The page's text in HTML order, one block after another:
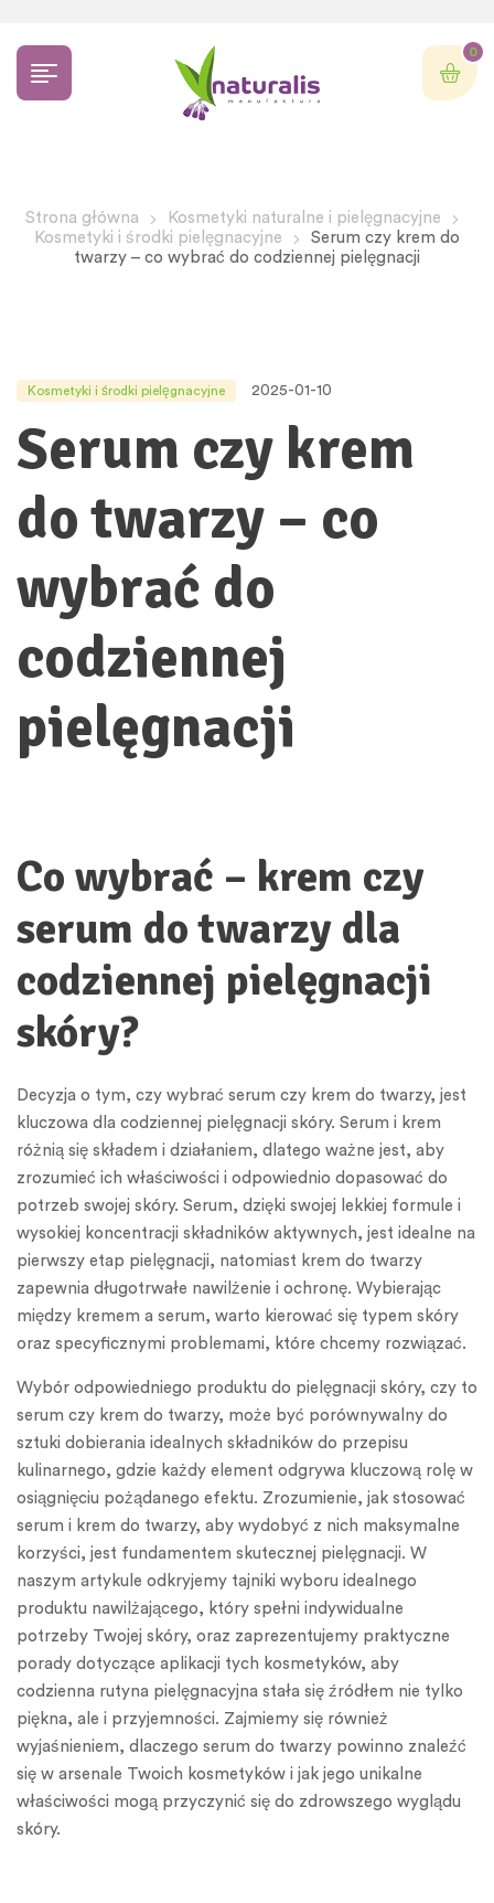
0
Strona główna
Kosmetyki naturalne i pielęgnacyjne
Kosmetyki i środki pielęgnacyjne
Serum czy krem do
twarzy – co wybrać do codziennej pielęgnacji
Kosmetyki i środki pielęgnacyjne 2025-01-10
Serum czy krem
do twarzy – co
wybrać do
codziennej
pielęgnacji
Co wybrać – krem czy
serum do twarzy dla
codziennej pielęgnacji
skóry?
Decyzja o tym, czy wybrać serum czy krem do twarzy, jest
kluczowa dla codziennej pielęgnacji skóry. Serum i krem
różnią się składem i działaniem, dlatego ważne jest, aby
zrozumieć ich właściwości i odpowiednio dopasować do
potrzeb swojej skóry. Serum, dzięki swojej lekkiej formule i
wysokiej koncentracji składników aktywnych, jest idealne na
pierwszy etap pielęgnacji, natomiast krem do twarzy
zapewnia długotrwałe nawilżenie i ochronę. Wybierając
między kremem a serum, warto kierować się typem skóry
oraz specyficznymi problemami, które chcemy rozwiązać.
Wybór odpowiedniego produktu do pielęgnacji skóry, czy to
serum czy krem do twarzy, może być porównywalny do
sztuki dobierania idealnych składników do przepisu
kulinarnego, gdzie każdy element odgrywa kluczową rolę w
osiągnięciu pożądanego efektu. Zrozumienie, jak stosować
serum i krem do twarzy, aby wydobyć z nich maksymalne
korzyści, jest fundamentem skutecznej pielęgnacji. W
naszym artykule odkryjemy tajniki wyboru idealnego
produktu nawilżającego, który spełni indywidualne
potrzeby Twojej skóry, oraz zaprezentujemy praktyczne
porady dotyczące aplikacji tych kosmetyków, aby
codzienna rutyna pielęgnacyjna stała się źródłem nie tylko
piękna, ale i przyjemności. Zajmiemy się również
wyjaśnieniem, dlaczego serum do twarzy powinno znaleźć
się w arsenale Twoich kosmetyków i jak jego unikalne
właściwości mogą przyczynić się do zdrowszego wyglądu
skóry.